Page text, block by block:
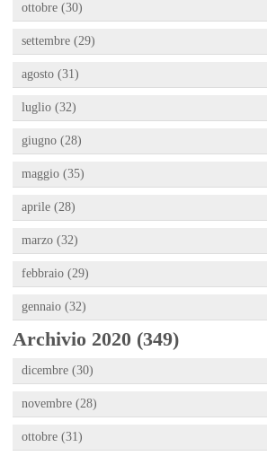
ottobre (30)
settembre (29)
agosto (31)
luglio (32)
giugno (28)
maggio (35)
aprile (28)
marzo (32)
febbraio (29)
gennaio (32)
Archivio 2020 (349)
dicembre (30)
novembre (28)
ottobre (31)